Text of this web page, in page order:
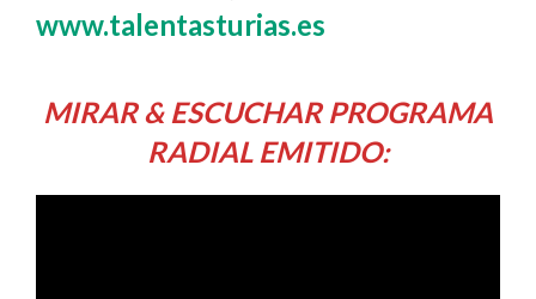
www.talentasturias.es
MIRAR & ESCUCHAR PROGRAMA
RADIAL EMITIDO: